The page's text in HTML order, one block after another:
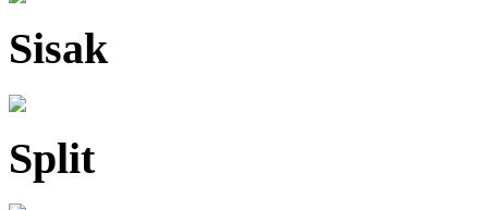
Sisak
Split